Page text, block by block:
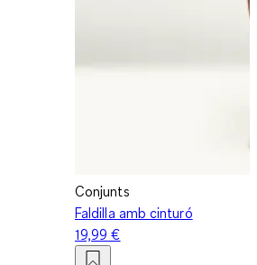
Conjunts
Faldilla amb cinturó
19,99 €